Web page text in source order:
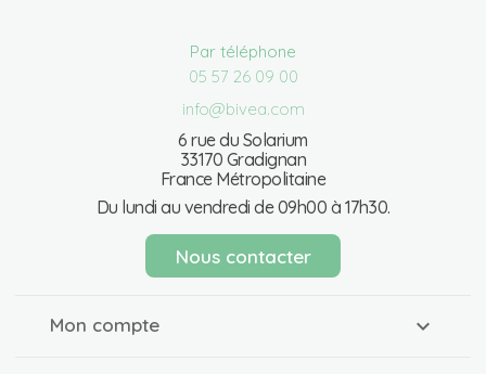
Par téléphone
05 57 26 09 00
info@bivea.com
6 rue du Solarium
33170 Gradignan
France Métropolitaine
Du lundi au vendredi de 09h00 à 17h30.
Nous contacter
Mon compte